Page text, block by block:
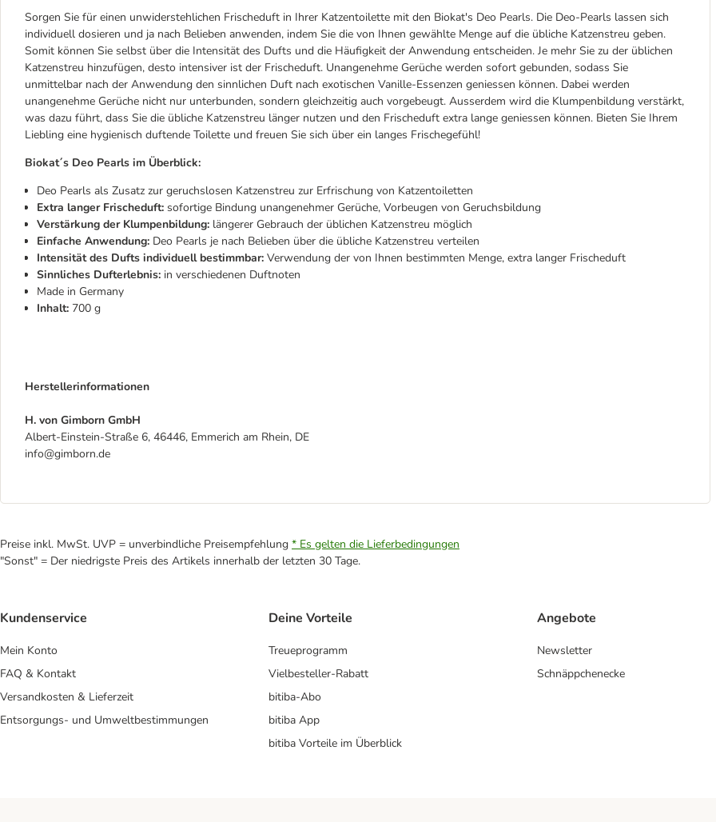
Sorgen Sie für einen unwiderstehlichen Frischeduft in Ihrer Katzentoilette mit den Biokat's Deo Pearls. Die Deo-Pearls lassen sich
individuell dosieren und ja nach Belieben anwenden, indem Sie die von Ihnen gewählte Menge auf die übliche Katzenstreu geben.
Somit können Sie selbst über die Intensität des Dufts und die Häufigkeit der Anwendung entscheiden. Je mehr Sie zu der üblichen
Katzenstreu hinzufügen, desto intensiver ist der Frischeduft. Unangenehme Gerüche werden sofort gebunden, sodass Sie
unmittelbar nach der Anwendung den sinnlichen Duft nach exotischen Vanille-Essenzen geniessen können. Dabei werden
unangenehme Gerüche nicht nur unterbunden, sondern gleichzeitig auch vorgebeugt. Ausserdem wird die Klumpenbildung verstärkt,
was dazu führt, dass Sie die übliche Katzenstreu länger nutzen und den Frischeduft extra lange geniessen können. Bieten Sie Ihrem
Liebling eine hygienisch duftende Toilette und freuen Sie sich über ein langes Frischegefühl!
Biokat´s Deo Pearls im Überblick:
Deo Pearls als Zusatz zur geruchslosen Katzenstreu zur Erfrischung von Katzentoiletten
Extra langer Frischeduft: sofortige Bindung unangenehmer Gerüche, Vorbeugen von Geruchsbildung
Verstärkung der Klumpenbildung: längerer Gebrauch der üblichen Katzenstreu möglich
Einfache Anwendung: Deo Pearls je nach Belieben über die übliche Katzenstreu verteilen
Intensität des Dufts individuell bestimmbar: Verwendung der von Ihnen bestimmten Menge, extra langer Frischeduft
Sinnliches Dufterlebnis: in verschiedenen Duftnoten
Made in Germany
Inhalt: 700 g
Herstellerinformationen
H. von Gimborn GmbH
Albert-Einstein-Straße 6, 46446, Emmerich am Rhein, DE
info@gimborn.de
Preise inkl. MwSt. UVP = unverbindliche Preisempfehlung * Es gelten die Lieferbedingungen
"Sonst" = Der niedrigste Preis des Artikels innerhalb der letzten 30 Tage.
Kundenservice
Mein Konto
FAQ & Kontakt
Versandkosten & Lieferzeit
Entsorgungs- und Umweltbestimmungen
Deine Vorteile
Treueprogramm
Vielbesteller-Rabatt
bitiba-Abo
bitiba App
bitiba Vorteile im Überblick
Angebote
Newsletter
Schnäppchenecke